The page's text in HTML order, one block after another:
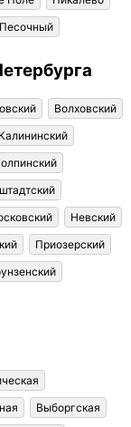
Песочный
Волховский
Калининский
Невский
Приозерский
Выборгская